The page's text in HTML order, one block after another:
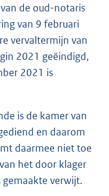
de oud-notaris
van 9 februari
vervaltermijn van
2021 geëindigd,
2021 is
is de kamer van
en daarom
daarmee niet toe
het door klager
verwijt.